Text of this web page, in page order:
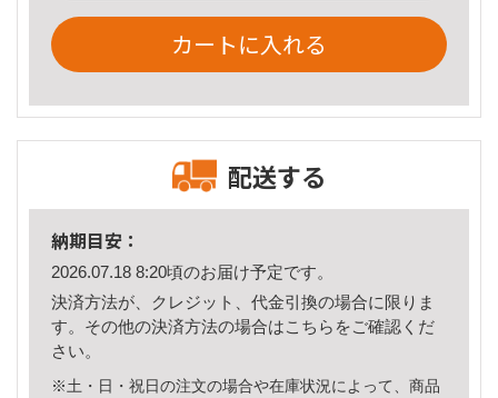
カートに入れる
配送する
納期目安：
2026.07.18 8:20頃のお届け予定です。
決済方法が、クレジット、代金引換の場合に限りま
す。その他の決済方法の場合はこちら をご確認くだ
さい。
※土・日・祝日の注文の場合や在庫状況によって、商品